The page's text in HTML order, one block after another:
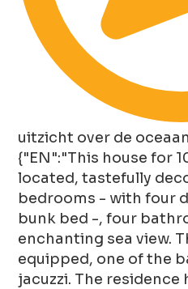
uitzicht over de oceaan
{"EN":"This house for
located, tastefully
bedrooms - with four
bunk bed -, four
enchanting sea view.
equipped, one of the
jacuzzi. The residence